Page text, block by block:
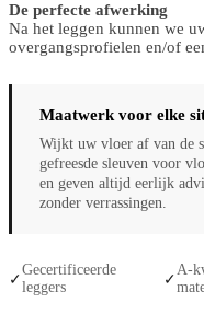
De perfecte afwerking
Na het leggen kunnen we
overgangsprofielen en/of
Maatwerk voor elke
Wijkt uw vloer af van de
gefreesde sleuven voor
en geven altijd eerlijk
zonder verrassingen.
✓
Gecertificeerde
leggers
✓
A-